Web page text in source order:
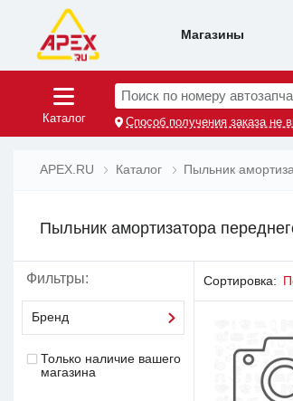
Магазины
Каталог
Поиск по номеру
Способ получения заказа не
APEX.RU Каталог Пыльник
Пыльник амортизатора
Фильтры:
Бренд
Только наличие вашего
магазина
Сортировка: